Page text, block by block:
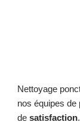
Nettoyage
nos équipes de
desatisfaction.